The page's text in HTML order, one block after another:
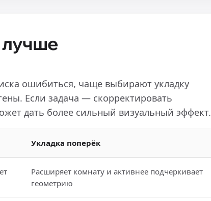
лучше
ошибиться, чаще выбирают укладку
Если задача — скорректировать
дать более сильный визуальный эффект.
Укладка поперёк
Расширяет комнату и активнее подчеркивает
геометрию